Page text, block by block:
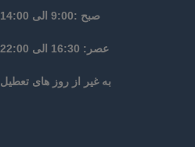
صبح :9:00 الی 14:00
عصر: 16:30 الی 22:00
به غیر از روز های تعطیل